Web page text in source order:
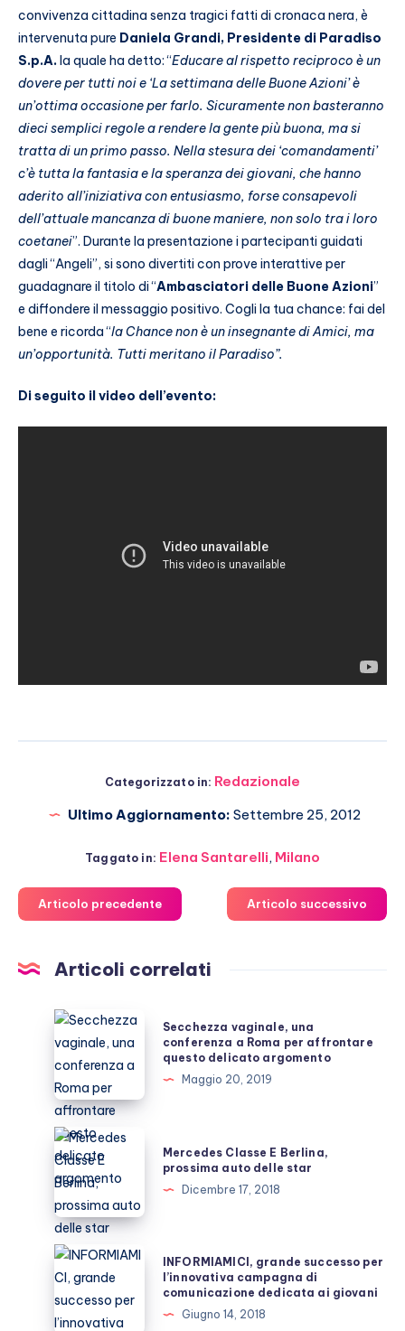
convivenza cittadina senza tragici fatti di cronaca nera, è
intervenuta pure Daniela Grandi, Presidente di Paradiso
S.p.A. la quale ha detto: “Educare al rispetto reciproco è un
dovere per tutti noie ‘La settimana delle Buone Azioni’ è
un’ottima occasione per farlo. Sicuramente non basteranno
dieci semplici regole a rendere la gente più buona, ma si
tratta di un primo passo. Nella stesura dei ‘comandamenti’
c’è tutta la fantasia e la speranza dei giovani, che hanno
aderito all’iniziativa con entusiasmo, forse consapevoli
dell’attuale mancanza di buone maniere, non solo tra i loro
coetanei”. Durante la presentazione i partecipanti guidati
dagli “Angeli”, si sono divertiti con prove interattive per
guadagnare il titolo di “Ambasciatori delle Buone Azioni”
e diffondere il messaggio positivo. Cogli la tua chance: fai del
bene e ricorda “la Chance non è un insegnante di Amici, ma
un’opportunità. Tutti meritano il Paradiso”.
Di seguito il video dell’evento:
Categorizzato in: Redazionale
Ultimo Aggiornamento: Settembre 25, 2012
Taggato in: Elena Santarelli, Milano
Articolo precedente Articolo successivo
Articoli correlati
Secchezza
vaginale,
una
conferenza
a
Roma
per
affrontare
questo
delicato
argomento
Secchezza vaginale, una
conferenza a Roma per affrontare
questo delicato argomento
Maggio 20, 2019
Mercedes
Classe
E
Berlina,
prossima
auto
delle
star
Mercedes Classe E Berlina,
prossima auto delle star
Dicembre 17, 2018
INFORMIAMICI,
grande
successo
per
INFORMIAMICI, grande successo per
l’innovativa campagna di
comunicazione dedicata ai giovani
Giugno 14, 2018